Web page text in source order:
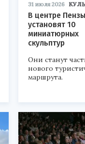
31 июля 2026
В центре Пензы
установят 10
миниатюрных
скульптур
Они станут
нового
маршрута.